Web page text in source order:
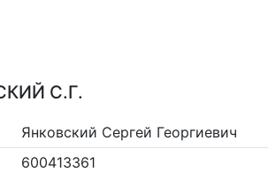
С.Г.
Янковский Сергей Георгиевич
600413361